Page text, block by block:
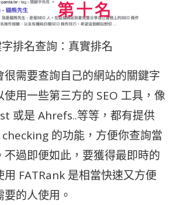
排名查詢：真實排名
很需要查詢自己的網站的關鍵字
用一些第三方的 SEO 工具，像
或是 Ahrefs..等等，都有提供
的功能，方便你查詢當
不過即便如此，要獲得最即時的
用 FATRank 是相當快速又方便
的人使用。